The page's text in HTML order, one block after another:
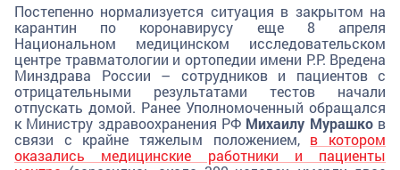
Постепенно нормализуется ситуация в закрытом на
карантин по коронавирусу еще 8 апреля
Национальном медицинском исследовательском
центре травматологии и ортопедии имени Р.Р. Вредена
Минздрава России – сотрудников и пациентов с
отрицательными результатами тестов начали
отпускать домой. Ранее Уполномоченный обращался
к Министру здравоохранения РФ Михаилу Мурашков
связи с крайне тяжелым положением, в котором
оказались медицинские работники и пациенты